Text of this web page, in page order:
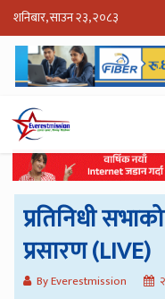
शनिबार, साउन २३, २०८३
प्रतिनिधी
प्रसारण (LIVE)
By Everestmission